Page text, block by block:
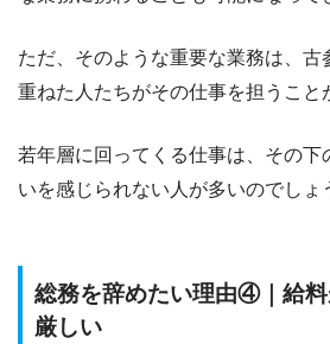
ただ、そのような重要な業務は、古
重ねた人たちがその仕事を担うこと
若年層に回ってくる仕事は、その下
いを感じられない人が多いのでしょ
総務を辞めたい理由④｜給
厳しい